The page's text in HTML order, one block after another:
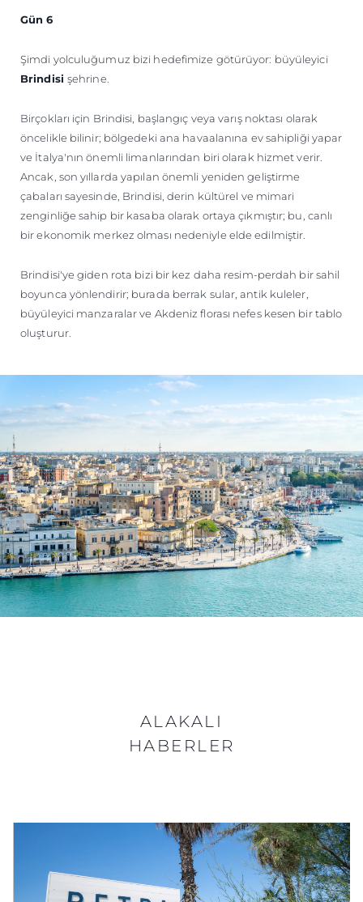
Gün 6
Şimdi yolculuğumuz bizi hedefimize götürüyor: büyüleyici
Brindisi şehrine.
Birçokları için Brindisi, başlangıç veya varış noktası olarak
öncelikle bilinir; bölgedeki ana havaalanına ev sahipliği yapar
ve İtalya'nın önemli limanlarından biri olarak hizmet verir.
Ancak, son yıllarda yapılan önemli yeniden geliştirme
çabaları sayesinde, Brindisi, derin kültürel ve mimari
zenginliğe sahip bir kasaba olarak ortaya çıkmıştır; bu, canlı
bir ekonomik merkez olması nedeniyle elde edilmiştir.
Brindisi'ye giden rota bizi bir kez daha resim-perdah bir sahil
boyunca yönlendirir; burada berrak sular, antik kuleler,
büyüleyici manzaralar ve Akdeniz florası nefes kesen bir tablo
oluşturur.
ALAKALI
HABERLER